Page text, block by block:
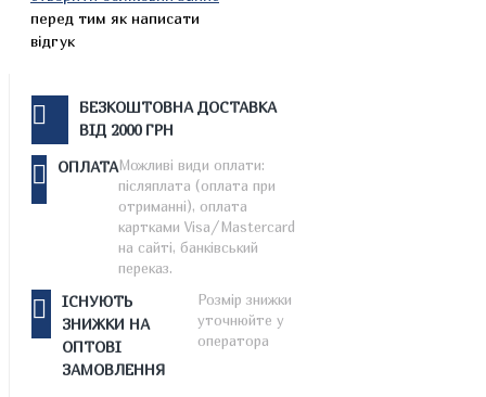
перед тим як написати
відгук
БЕЗКОШТОВНА ДОСТАВКА
ВІД 2000 ГРН
ОПЛАТАМожливі види оплати:
післяплата (оплата при
отриманні), оплата
картками Visa/Mastercard
на сайті, банківський
переказ.
ІСНУЮТЬ
ЗНИЖКИ НА
ОПТОВІ
ЗАМОВЛЕННЯ
Розмір знижки
уточнюйте у
оператора